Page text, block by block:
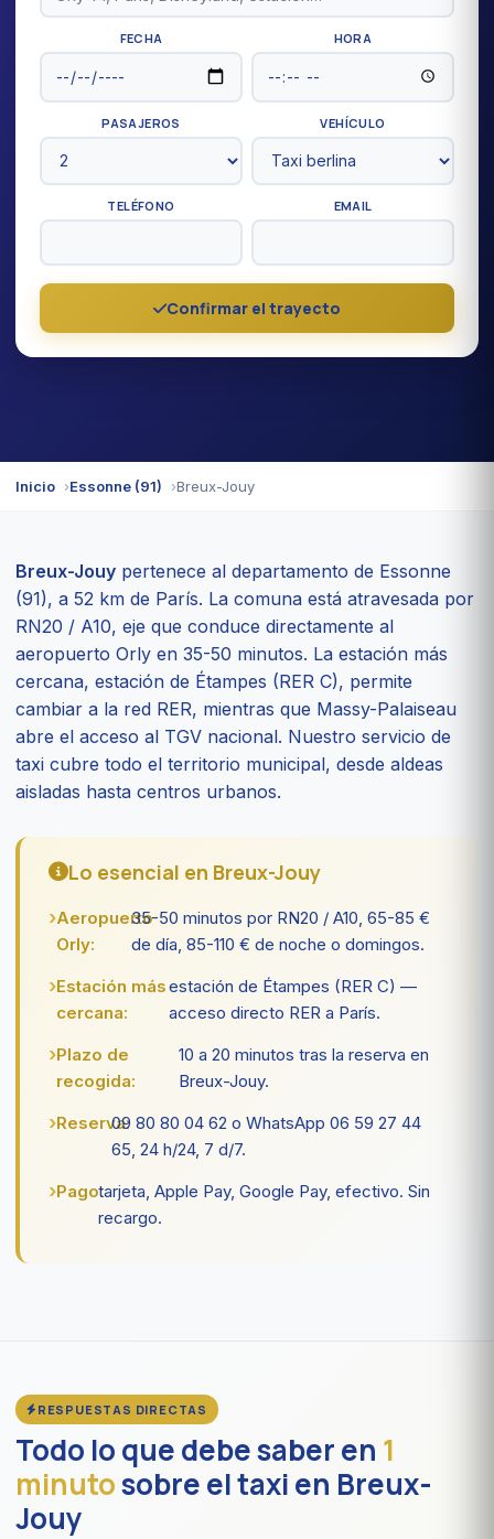
FECHA HORA
PASAJEROS VEHÍCULO
TELÉFONO EMAIL
Confirmar el trayecto
Inicio Essonne (91) Breux-Jouy
Breux-Jouy pertenece al departamento de Essonne
(91), a 52 km de París. La comuna está atravesada por
RN20 / A10, eje que conduce directamente al
aeropuerto Orly en 35-50 minutos. La estación más
cercana, estación de Étampes (RER C), permite
cambiar a la red RER, mientras que Massy-Palaiseau
abre el acceso al TGV nacional. Nuestro servicio de
taxi cubre todo el territorio municipal, desde aldeas
aisladas hasta centros urbanos.
Lo esencial en Breux-Jouy
Aeropuerto
Orly:
35-50 minutos por RN20 / A10, 65-85 €
de día, 85-110 € de noche o domingos.
Estación más
cercana:
estación de Étampes (RER C) —
acceso directo RER a París.
Plazo de
recogida:
10 a 20 minutos tras la reserva en
Breux-Jouy.
Reserva:09 80 80 04 62 o WhatsApp 06 59 27 44
65, 24 h/24, 7 d/7.
Pago:tarjeta, Apple Pay, Google Pay, efectivo. Sin
recargo.
RESPUESTAS DIRECTAS
Todo lo que debe saber en 1
minutosobre el taxi en Breux-
Jouy